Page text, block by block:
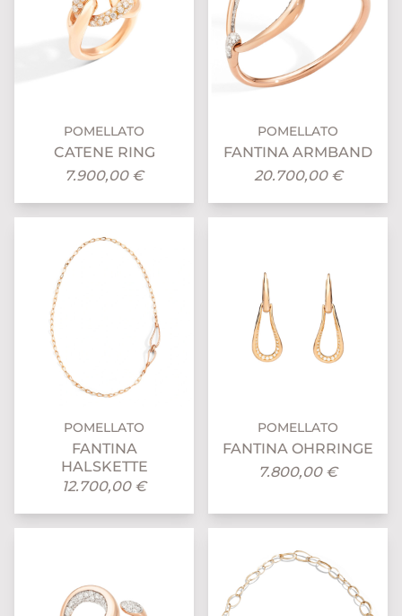
POMELLATO
CATENE RING
7.900,00 €
POMELLATO
FANTINA ARMBAND
20.700,00 €
POMELLATO
FANTINA
HALSKETTE
12.700,00 €
POMELLATO
FANTINA OHRRINGE
7.800,00 €